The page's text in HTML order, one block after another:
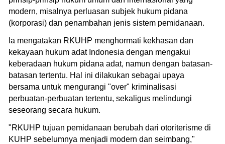
modern, misalnya perluasan subjek hukum pidana
(korporasi) dan penambahan jenis sistem pemidanaan.
Ia mengatakan RKUHP menghormati kekhasan dan
kekayaan hukum adat Indonesia dengan mengakui
keberadaan hukum pidana adat, namun dengan batasan-
batasan tertentu. Hal ini dilakukan sebagai upaya
bersama untuk mengurangi "over" kriminalisasi
perbuatan-perbuatan tertentu, sekaligus melindungi
seseorang secara hukum.
"RKUHP tujuan pemidanaan berubah dari otoriterisme di
KUHP sebelumnya menjadi modern dan seimbang,"